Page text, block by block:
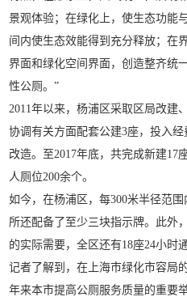
景观体验；在绿化上，使生态功能
间内使生态效能得到充分释放；在
界面和绿化空间界面，创造整齐统
性公厕。”
2011年以来，杨浦区采取区局改建
协调有关方面配套公建3座，投入
改造。至2017年底，共完成新建17
人厕位200余个。
如今，在杨浦区，每300米半径范
所还配备了至少三块指示牌。此外
的实际需要，全区还有18座24小时
记者了解到，在上海市绿化市容局
年来本市提高公厕服务质量的重要